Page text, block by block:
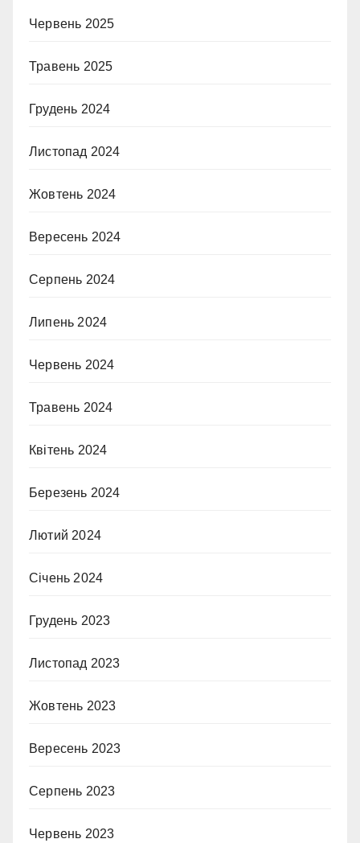
Червень 2025
Травень 2025
Грудень 2024
Листопад 2024
Жовтень 2024
Вересень 2024
Серпень 2024
Липень 2024
Червень 2024
Травень 2024
Квітень 2024
Березень 2024
Лютий 2024
Січень 2024
Грудень 2023
Листопад 2023
Жовтень 2023
Вересень 2023
Серпень 2023
Червень 2023